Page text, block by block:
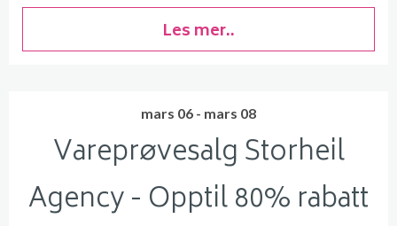
Les mer..
mars 06 - mars 08
Vareprøvesalg Storheil
Agency - Opptil 80% rabatt